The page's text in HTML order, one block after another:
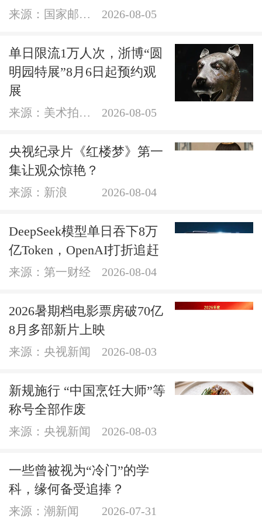
来源：国家邮政局网站 2026-08-05
单日限流1万人次，浙博“圆
明园特展”8月6日起预约观
展
来源：美术拍卖网 2026-08-05
央视纪录片《红楼梦》第一
集让观众惊艳？
来源：新浪 2026-08-04
DeepSeek模型单日吞下8万
亿Token，OpenAI打折追赶
来源：第一财经 2026-08-04
2026暑期档电影票房破70亿
8月多部新片上映
来源：央视新闻 2026-08-03
新规施行 “中国烹饪大师”等
称号全部作废
来源：央视新闻 2026-08-03
一些曾被视为“冷门”的学
科，缘何备受追捧？
来源：潮新闻 2026-07-31